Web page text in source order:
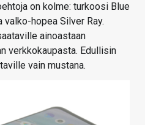
on kolme: turkoosi Blue
valko-hopea Silver Ray.
ainoastaan
verkkokaupasta. Edullisin
vain mustana.